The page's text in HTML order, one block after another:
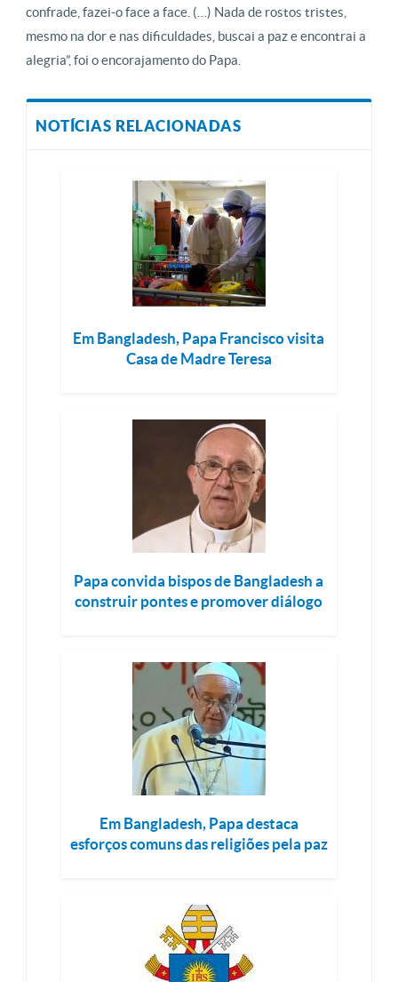
confrade, fazei-o face a face. (…) Nada de rostos tristes,
mesmo na dor e nas dificuldades, buscai a paz e encontrai a
alegria”, foi o encorajamento do Papa.
NOTÍCIAS RELACIONADAS
Em Bangladesh, Papa Francisco visita
Casa de Madre Teresa
Papa convida bispos de Bangladesh a
construir pontes e promover diálogo
Em Bangladesh, Papa destaca
esforços comuns das religiões pela paz